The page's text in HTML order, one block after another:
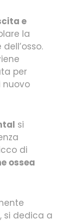
e
la
per
nuovo
si
di
ossea
si dedica a